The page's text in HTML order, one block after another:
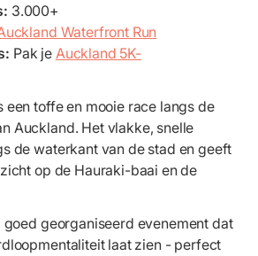
3.000+
Waterfront Run
Pak je Auckland 5K-
een toffe en mooie race langs de
Auckland. Het vlakke, snelle
de waterkant van de stad en geeft
op de Hauraki-baai en de
goed georganiseerd evenement dat
laat zien - perfect